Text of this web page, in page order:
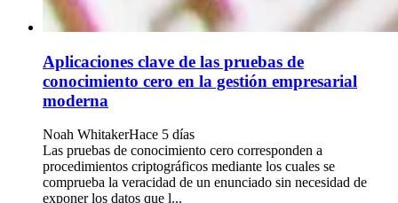
Aplicaciones clave de las pruebas de
conocimiento cero en la gestión empresarial
moderna
Noah WhitakerHace 5 días
Las pruebas de conocimiento cero corresponden a
procedimientos criptográficos mediante los cuales se
comprueba la veracidad de un enunciado sin necesidad de
exponer los datos que l...